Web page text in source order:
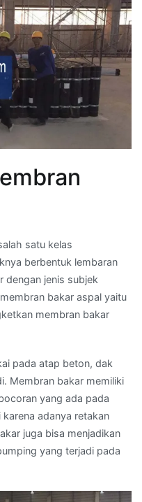
satu kelas
berbentuk lembaran
dengan jenis subjek
bakar aspal yaitu
membran bakar
pada atap beton, dak
Membran bakar memiliki
yang ada pada
adanya retakan
juga bisa menjadikan
yang terjadi pada